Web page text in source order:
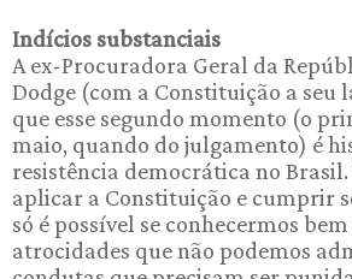
Indícios substanciais
A ex-Procuradora Geral da
Dodge (com a Constituição a seu
que esse segundo momento (o
maio, quando do julgamento) é
resistência democrática no Brasil.
aplicar a Constituição e cumprir
só é possível se conhecermos bem
atrocidades que não podemos